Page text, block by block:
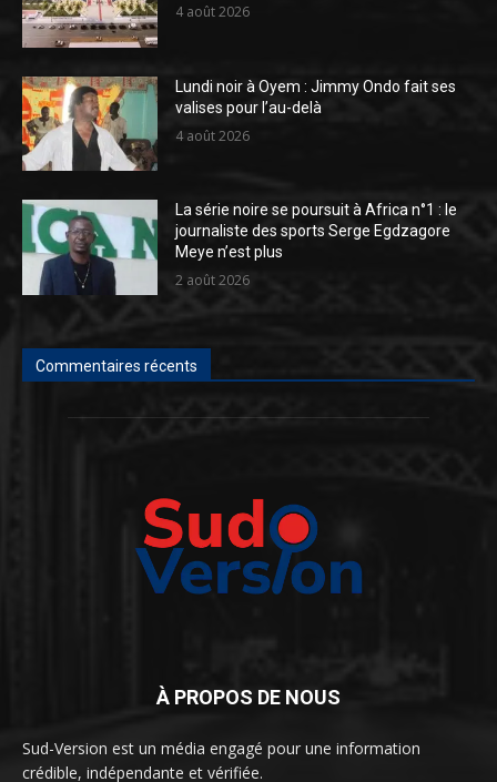
4 août 2026
Lundi noir à Oyem : Jimmy Ondo fait ses
valises pour l’au-delà
4 août 2026
La série noire se poursuit à Africa n°1 : le
journaliste des sports Serge Egdzagore
Meye n’est plus
2 août 2026
Commentaires récents
À PROPOS DE NOUS
Sud-Version est un média engagé pour une information
crédible, indépendante et vérifiée.